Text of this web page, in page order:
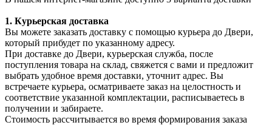
1. Курьерская доставка
Вы можете заказать доставку с помощью курьера до Двери,
который прибудет по указанному адресу.
При доставке до Двери, курьерская служба, после
поступления товара на склад, свяжется с вами и предложит
выбрать удобное время доставки, уточнит адрес. Вы
встречаете курьера, осматриваете заказ на целостность и
соответствие указанной комплектации, расписываетесь в
получении и забираете.
Стоимость рассчитывается во время формирования заказа